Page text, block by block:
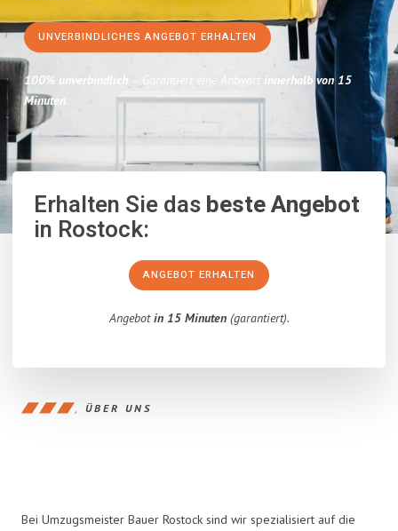
UNVERBINDLICHES ANGEBOT ERHALTEN
100% unverbindlich – Garantiert eine Antwort innerhalb von 15
Minuten.
Erhalten Sie dasbeste Angebot
in Rostock:
ANGEBOT ERHALTEN
Angebotin 15 Minuten(garantiert).
ÜBER UNS
Bei Umzugsmeister Bauer Rostock sind wir spezialisiert auf die